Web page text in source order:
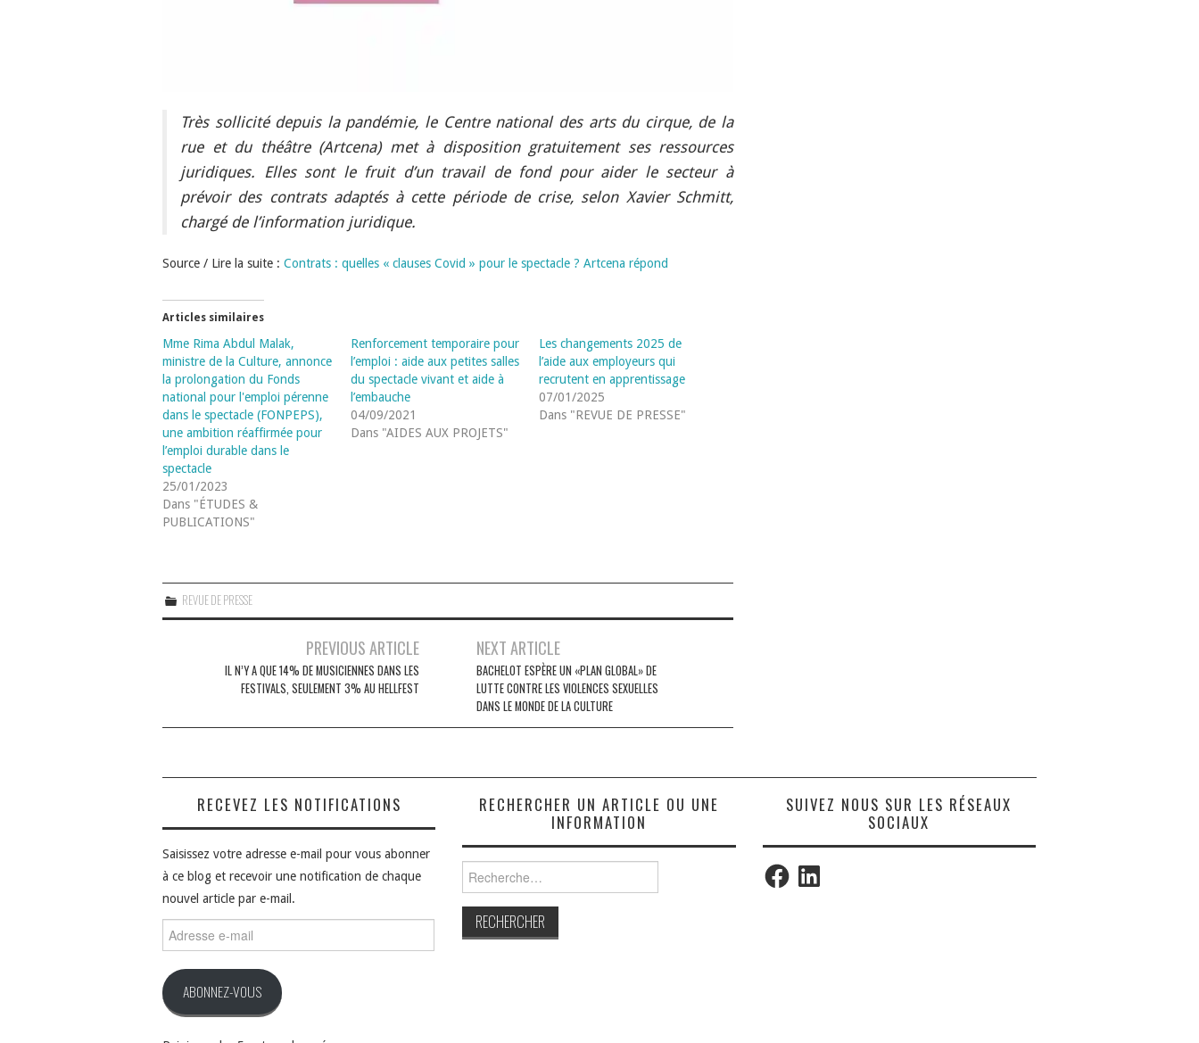
Très sollicité depuis la pandémie, le Centre national des arts du cirque, de la
rue et du théâtre (Artcena) met à disposition gratuitement ses ressources
juridiques. Elles sont le fruit d’un travail de fond pour aider le secteur à
prévoir des contrats adaptés à cette période de crise, selon Xavier Schmitt,
chargé de l’information juridique.
Source / Lire la suite : Contrats : quelles « clauses Covid » pour le spectacle ? Artcena répond
Articles similaires
Mme Rima Abdul Malak,
ministre de la Culture, annonce
la prolongation du Fonds
national pour l'emploi pérenne
dans le spectacle (FONPEPS),
une ambition réaffirmée pour
l’emploi durable dans le
spectacle
25/01/2023
Dans "ÉTUDES &
PUBLICATIONS"
Renforcement temporaire pour
l’emploi : aide aux petites salles
du spectacle vivant et aide à
l’embauche
04/09/2021
Dans "AIDES AUX PROJETS"
Les changements 2025 de
l’aide aux employeurs qui
recrutent en apprentissage
07/01/2025
Dans "REVUE DE PRESSE"
REVUE DE PRESSE
PREVIOUS ARTICLE
IL N’Y A QUE 14% DE MUSICIENNES DANS LES
FESTIVALS, SEULEMENT 3% AU HELLFEST
NEXT ARTICLE
BACHELOT ESPÈRE UN «PLAN GLOBAL» DE
LUTTE CONTRE LES VIOLENCES SEXUELLES
DANS LE MONDE DE LA CULTURE
RECEVEZ LES NOTIFICATIONS
Saisissez votre adresse e-mail pour vous abonner
à ce blog et recevoir une notification de chaque
nouvel article par e-mail.
e-
ABONNEZ-VOUS
RECHERCHER UN ARTICLE OU UNE
INFORMATION
SUIVEZ NOUS SUR LES RÉSEAUX
SOCIAUX
FacebookLinkedIn